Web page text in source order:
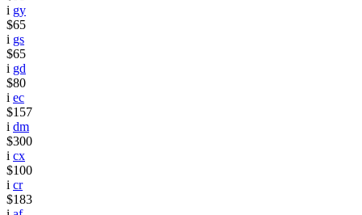
i gy
$65
i gs
$65
i gd
$80
i ec
$157
i dm
$300
i cx
$100
i cr
$183